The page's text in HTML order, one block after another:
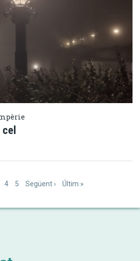
cel
Pàgina
4 Pàgina
5
Pàgina
Següent ›
Última
Últim »